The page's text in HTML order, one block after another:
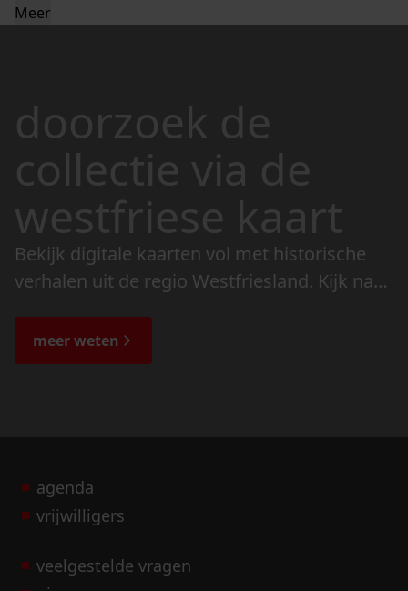
Meer
doorzoek de
collectie via de
westfriese kaart
Bekijk digitale kaarten vol met historische
verhalen uit de regio Westfriesland. Kijk naar
de bijzondere verhalen.
meer weten
agenda
vrijwilligers
veelgestelde vragen